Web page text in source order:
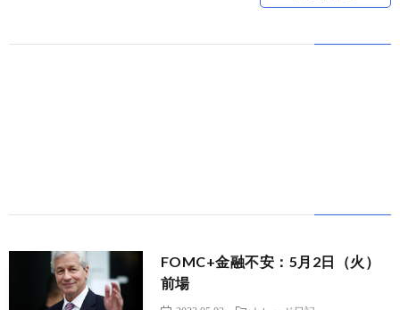
FOMC+金融不安：5月2日（火）
前場